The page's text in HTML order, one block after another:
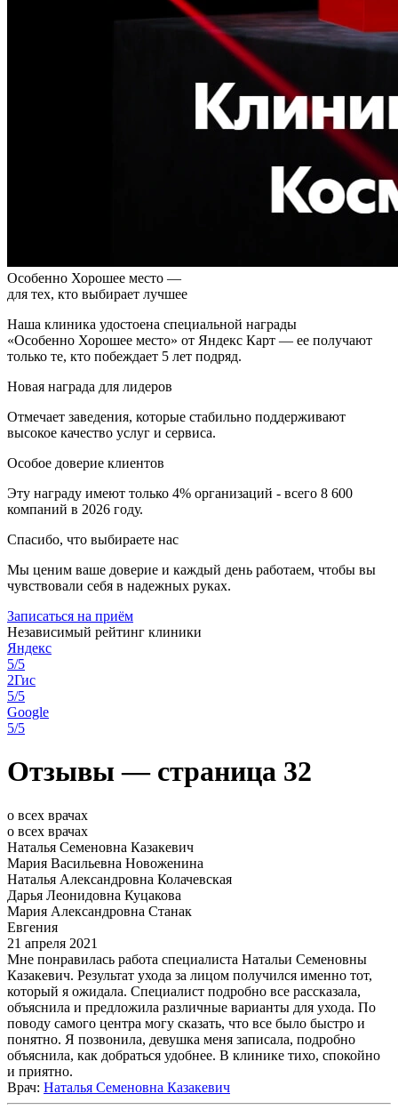
Особенно Хорошее место —
для тех, кто выбирает лучшее
Наша клиника удостоена специальной награды
«Особенно Хорошее место» от Яндекс Карт — ее получают
только те, кто побеждает 5 лет подряд.
Новая награда для лидеров
Отмечает заведения, которые стабильно поддерживают
высокое качество услуг и сервиса.
Особое доверие клиентов
Эту награду имеют только 4% организаций - всего 8 600
компаний в 2026 году.
Спасибо, что выбираете нас
Мы ценим ваше доверие и каждый день работаем, чтобы вы
чувствовали себя в надежных руках.
Записаться на приём
Независимый рейтинг клиники
Яндекс
5/5
2Гис
5/5
Google
5/5
Отзывы — страница 32
о всех врачах
о всех врачах
Наталья Семеновна Казакевич
Мария Васильевна Новоженина
Наталья Александровна Колачевская
Дарья Леонидовна Куцакова
Мария Александровна Станак
Евгения
21 апреля 2021
Мне понравилась работа специалиста Натальи Семеновны
Казакевич. Результат ухода за лицом получился именно тот,
который я ожидала. Специалист подробно все рассказала,
объяснила и предложила различные варианты для ухода. По
поводу самого центра могу сказать, что все было быстро и
понятно. Я позвонила, девушка меня записала, подробно
объяснила, как добраться удобнее. В клинике тихо, спокойно
и приятно.
Врач: Наталья Семеновна Казакевич